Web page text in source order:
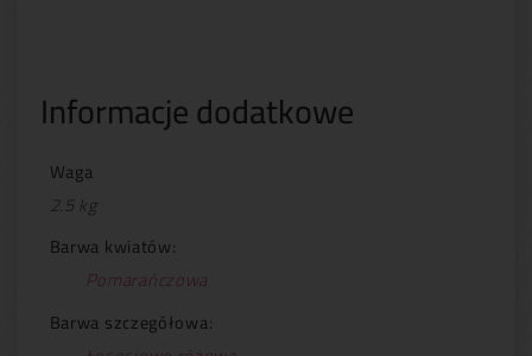
Informacje dodatkowe
Waga
2.5 kg
Barwa kwiatów:
Pomarańczowa
Barwa szczegółowa: